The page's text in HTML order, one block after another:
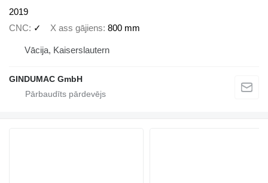
2019
CNC
✓ X ass gājiens 800 mm
Vācija, Kaiserslautern
GINDUMAC GmbH